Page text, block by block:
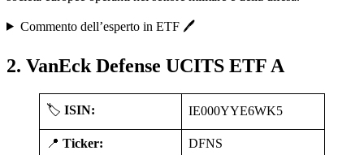
Commento dell’esperto in ETF 🖊️
2. VanEck Defense UCITS ETF A
🏷️ ISIN: IE000YYE6WK5
📍 Ticker: DFNS